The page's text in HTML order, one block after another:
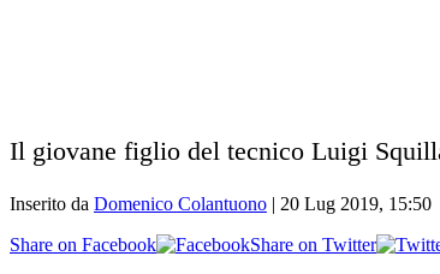
Il giovane figlio del tecnico Luigi
Inserito da Domenico Colantuono | 20 Lug 2019, 15:50
Share on Facebook
Share on Twitter